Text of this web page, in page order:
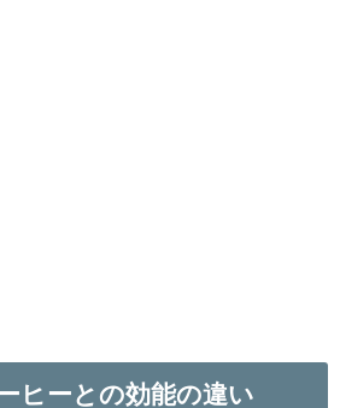
ヒーとの効能の違い